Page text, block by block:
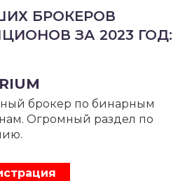
БРОКЕРОВ
ЗА 2023 ГОД:
брокер по бинарным
Огромный раздел по